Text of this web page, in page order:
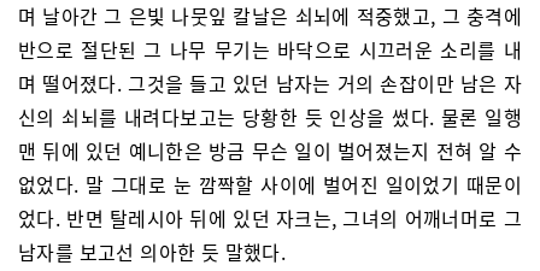
며 날아간 그 은빛 나뭇잎 칼날은 쇠뇌에 적중했고, 그 충격에
반으로 절단된 그 나무 무기는 바닥으로 시끄러운 소리를 내
며 떨어졌다. 그것을 들고 있던 남자는 거의 손잡이만 남은 자
신의 쇠뇌를 내려다보고는 당황한 듯 인상을 썼다. 물론 일행
맨 뒤에 있던 예니한은 방금 무슨 일이 벌어졌는지 전혀 알 수
없었다. 말 그대로 눈 깜짝할 사이에 벌어진 일이었기 때문이
었다. 반면 탈레시아 뒤에 있던 자크는, 그녀의 어깨너머로 그
남자를 보고선 의아한 듯 말했다.